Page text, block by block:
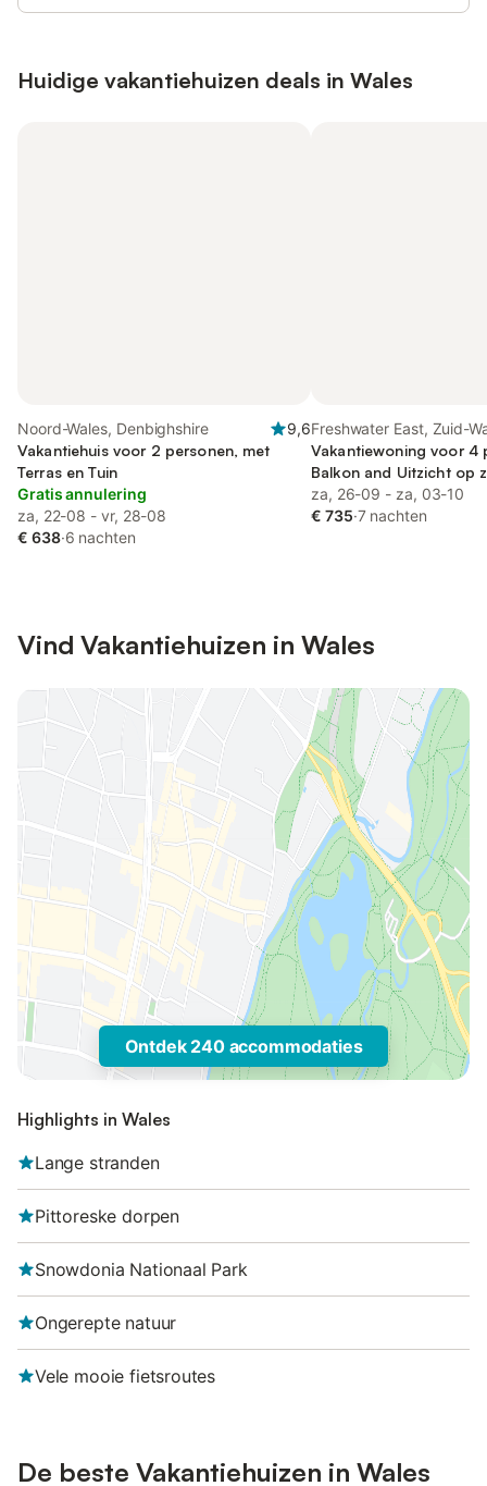
Huidige vakantiehuizen deals in Wales
Noord-Wales, Denbighshire
9,6
Vakantiehuis voor 2 personen, met
Terras en Tuin
Gratis annulering
za, 22-08 - vr, 28-08
€ 638·6 nachten
Freshwater East, Zuid-
Vakantiewoning voor 4
Balkon and Uitzicht op
Uitzicht
za, 26-09 - za, 03-10
€ 735·7 nachten
Vind Vakantiehuizen in Wales
Ontdek 240 accommodaties
Highlights in Wales
Lange stranden
Pittoreske dorpen
Snowdonia Nationaal Park
Ongerepte natuur
Vele mooie fietsroutes
De beste Vakantiehuizen in Wales